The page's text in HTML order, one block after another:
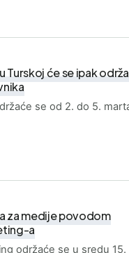
Turskoj će se ipak
se od 2. do 5.
za medije povodom
a
održaće se u sredu 15.